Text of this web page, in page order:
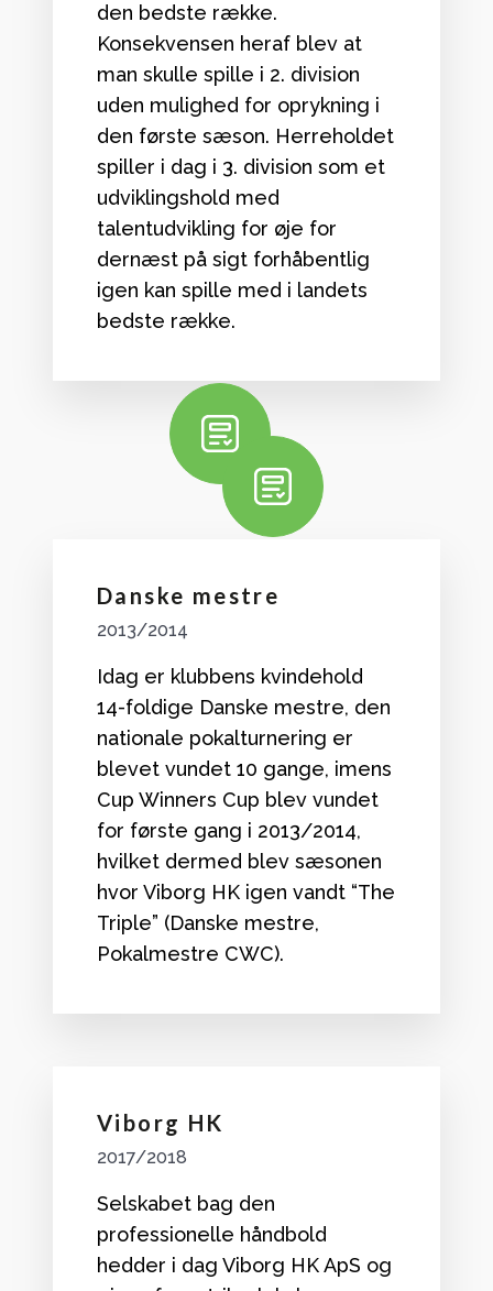
den bedste række.
Konsekvensen heraf blev at
man skulle spille i 2. division
uden mulighed for oprykning i
den første sæson. Herreholdet
spiller i dag i 3. division som et
udviklingshold med
talentudvikling for øje for
dernæst på sigt forhåbentlig
igen kan spille med i landets
bedste række.
Danske mestre
2013/2014
Idag er klubbens kvindehold
14-foldige Danske mestre, den
nationale pokalturnering er
blevet vundet 10 gange, imens
Cup Winners Cup blev vundet
for første gang i 2013/2014,
hvilket dermed blev sæsonen
hvor Viborg HK igen vandt “The
Triple” (Danske mestre,
Pokalmestre CWC).
Viborg HK
2017/2018
Selskabet bag den
professionelle håndbold
hedder i dag Viborg HK ApS og